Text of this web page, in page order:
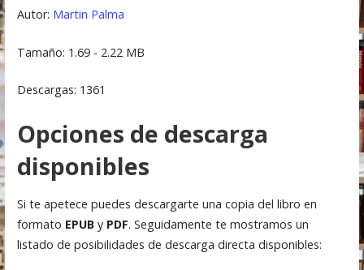
Autor: Martin Palma
Tamaño: 1.69 - 2.22 MB
Descargas: 1361
Opciones de descarga
disponibles
Si te apetece puedes descargarte una copia del libro en
formato EPUBy PDF. Seguidamente te mostramos un
listado de posibilidades de descarga directa disponibles: